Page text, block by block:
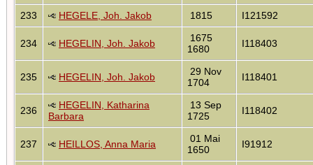
233 HEGELE, Joh. Jakob 1815 I121592
234 HEGELIN, Joh. Jakob
1675
1680
I118403
235 HEGELIN, Joh. Jakob
29 Nov
1704
I118401
236
HEGELIN, Katharina
Barbara
13 Sep
1725
I118402
237 HEILLOS, Anna Maria
01 Mai
1650
I91912